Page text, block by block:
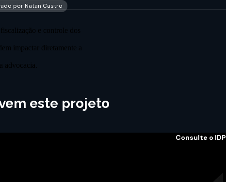
por Natan Castro
e controle dos
impactar diretamente a
advocacia.
este projeto
Consulte o